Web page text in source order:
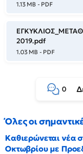
1.13 MB - PDF
2019.pdf
1.03 MB - PDF
0
Όλες οι
Καθιερώνεται νέα
Οκτωβρίου με